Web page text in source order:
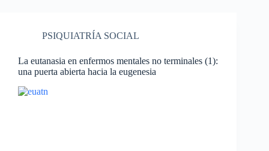
PSIQUIATRÍA SOCIAL
La eutanasia en enfermos mentales no terminales (1):
una puerta abierta hacia la eugenesia